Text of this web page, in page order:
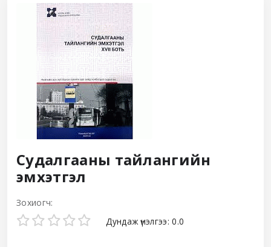
Судалгааны тайлангийн
эмхэтгэл
Зохиогч:
Star ratings Дундаж үнэлгээ: 0.0